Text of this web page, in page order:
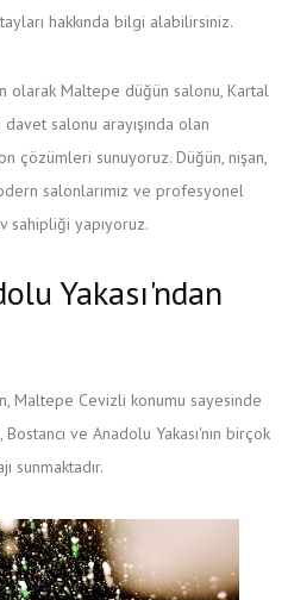
hakkında bilgi alabilirsiniz.
olarak Maltepe düğün salonu, Kartal
salonu arayışında olan
çözümleri sunuyoruz. Düğün, nişan,
salonlarımız ve profesyonel
sahipliği yapıyoruz.
Yakası'ndan
Maltepe Cevizli konumu sayesinde
ve Anadolu Yakası'nın birçok
sunmaktadır.